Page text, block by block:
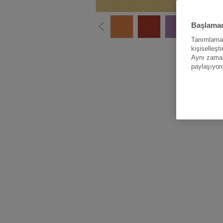
Tüm
Aynı